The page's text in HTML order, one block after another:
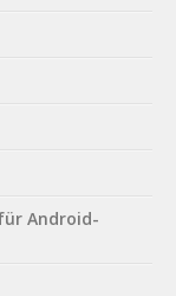
Android-